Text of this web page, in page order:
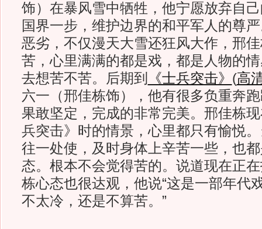
饰）在暴风雪中牺牲，他宁愿放弃自
国界一步，维护边界的和平军人的尊
恶劣，不仅漫天大雪还狂风大作，邢
苦，心里满满的都是戏，都是人物的
去想苦不苦。后期到
《士兵突击》 (高
六一（邢佳栋饰），他有很多负重奔
果敢坚定，完成的非常完美。邢佳栋
兵突击》时的情景，心里都只有愉悦
往一处使，及时身体上辛苦一些，也
态。根本不会觉得苦的。说道现在正
栋心态也很达观，他说“这是一部年代
不太冷，还是不算苦。”